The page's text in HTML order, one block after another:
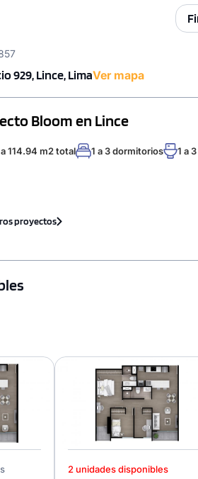
929, Lince, LimaVer mapa
Bloom en Lince
114.94 m2 total 1 a 3 dormitorios 1 a
proyectos
2 unidades disponibles